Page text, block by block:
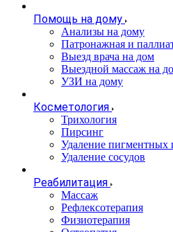
Помощь на дому
Анализы на дому
Патронажная и
Выезд врача на дом
Выездной массаж на
УЗИ на дому
Косметология
Трихология
Пирсинг
Удаление пигментных
Удаление сосудов
Реабилитация
Массаж
Рефлексотерапия
Физиотерапия